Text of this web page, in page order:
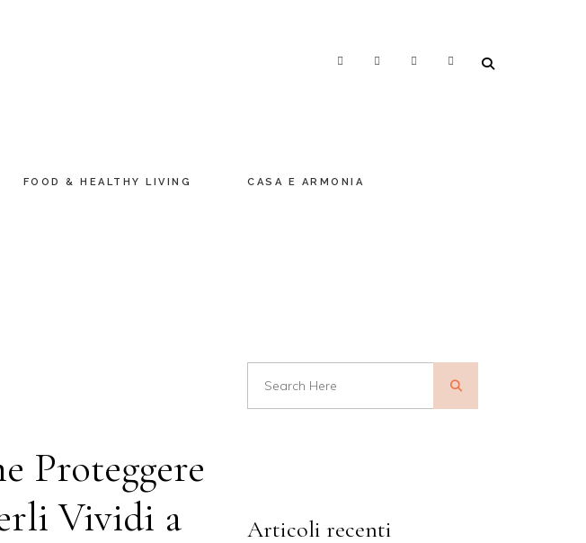
FOOD & HEALTHY LIVING CASA E ARMONIA
Proteggere
Vividi a
Articoli recenti